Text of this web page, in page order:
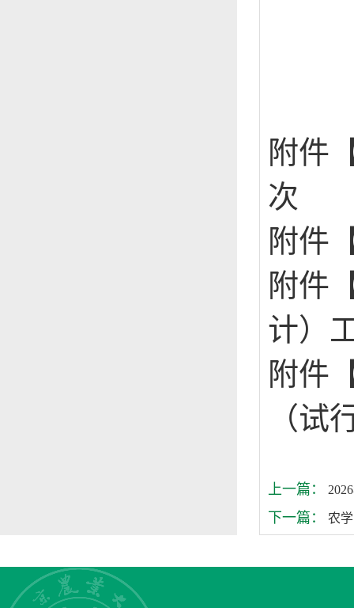
附件
次
附件
附件
计）
附件
（试
上一篇：
下一篇： 农